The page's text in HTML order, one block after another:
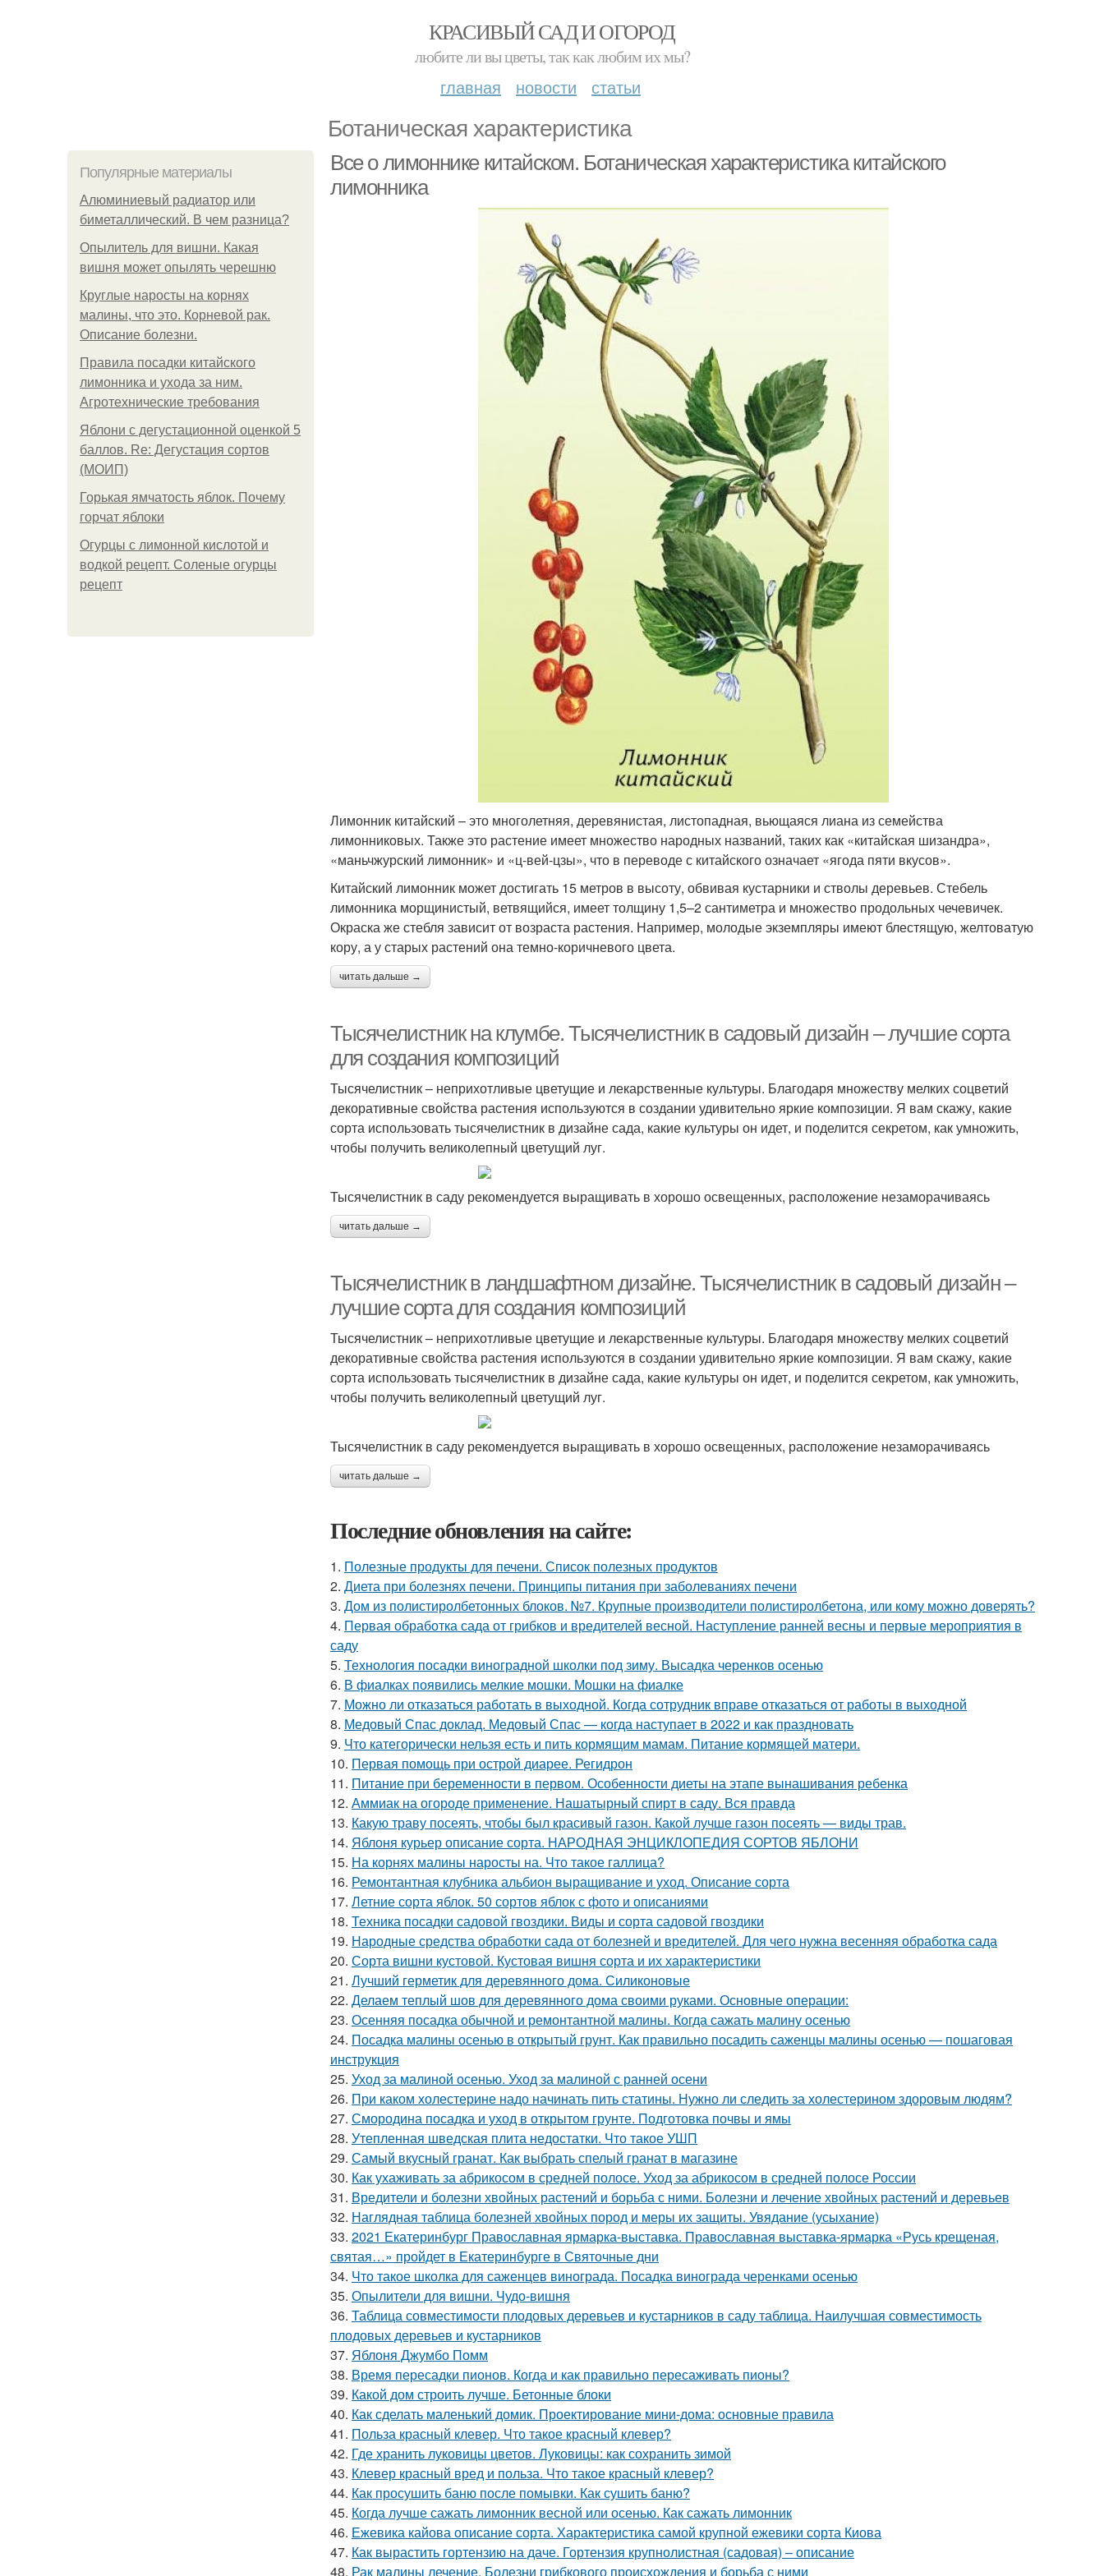
КРАСИВЫЙ САД И ОГОРОД
любите ли вы цветы, так как любим их мы?
главная новости статьи
Ботаническая характеристика
Популярные материалы
Алюминиевый радиатор или
биметаллический. В чем разница?
Опылитель для вишни. Какая
вишня может опылять черешню
Круглые наросты на корнях
малины, что это. Корневой рак.
Описание болезни.
Правила посадки китайского
лимонника и ухода за ним.
Агротехнические требования
Яблони с дегустационной оценкой 5
баллов. Re: Дегустация сортов
(МОИП)
Горькая ямчатость яблок. Почему
горчат яблоки
Огурцы с лимонной кислотой и
водкой рецепт. Соленые огурцы
рецепт
Все о лимоннике китайском. Ботаническая характеристика китайского
лимонника
Лимонник китайский – это многолетняя, деревянистая, листопадная, вьющаяся лиана из семейства
лимонниковых. Также это растение имеет множество народных названий, таких как «китайская шизандра»,
«маньчжурский лимонник» и «ц-вей-цзы», что в переводе с китайского означает «ягода пяти вкусов».
Китайский лимонник может достигать 15 метров в высоту, обвивая кустарники и стволы деревьев. Стебель
лимонника морщинистый, ветвящийся, имеет толщину 1,5–2 сантиметра и множество продольных чечевичек.
Окраска же стебля зависит от возраста растения. Например, молодые экземпляры имеют блестящую, желтоватую
кору, а у старых растений она темно-коричневого цвета.
читать дальше →
Тысячелистник на клумбе. Тысячелистник в садовый дизайн – лучшие сорта
для создания композиций
Тысячелистник – неприхотливые цветущие и лекарственные культуры. Благодаря множеству мелких соцветий
декоративные свойства растения используются в создании удивительно яркие композиции. Я вам скажу, какие
сорта использовать тысячелистник в дизайне сада, какие культуры он идет, и поделится секретом, как умножить,
чтобы получить великолепный цветущий луг.
Тысячелистник в саду рекомендуется выращивать в хорошо освещенных, расположение незаморачиваясь
читать дальше →
Тысячелистник в ландшафтном дизайне. Тысячелистник в садовый дизайн –
лучшие сорта для создания композиций
Тысячелистник – неприхотливые цветущие и лекарственные культуры. Благодаря множеству мелких соцветий
декоративные свойства растения используются в создании удивительно яркие композиции. Я вам скажу, какие
сорта использовать тысячелистник в дизайне сада, какие культуры он идет, и поделится секретом, как умножить,
чтобы получить великолепный цветущий луг.
Тысячелистник в саду рекомендуется выращивать в хорошо освещенных, расположение незаморачиваясь
читать дальше →
Последние обновления на сайте:
1. Полезные продукты для печени. Список полезных продуктов
2. Диета при болезнях печени. Принципы питания при заболеваниях печени
3. Дом из полистиролбетонных блоков. №7. Крупные производители полистиролбетона, или кому можно доверять?
4. Первая обработка сада от грибков и вредителей весной. Наступление ранней весны и первые мероприятия в
саду
5. Технология посадки виноградной школки под зиму. Высадка черенков осенью
6. В фиалках появились мелкие мошки. Мошки на фиалке
7. Можно ли отказаться работать в выходной. Когда сотрудник вправе отказаться от работы в выходной
8. Медовый Спас доклад. Медовый Спас — когда наступает в 2022 и как праздновать
9. Что категорически нельзя есть и пить кормящим мамам. Питание кормящей матери.
10. Первая помощь при острой диарее. Регидрон
11. Питание при беременности в первом. Особенности диеты на этапе вынашивания ребенка
12. Аммиак на огороде применение. Нашатырный спирт в саду. Вся правда
13. Какую траву посеять, чтобы был красивый газон. Какой лучше газон посеять — виды трав.
14. Яблоня курьер описание сорта. НАРОДНАЯ ЭНЦИКЛОПЕДИЯ СОРТОВ ЯБЛОНИ
15. На корнях малины наросты на. Что такое галлица?
16. Ремонтантная клубника альбион выращивание и уход. Описание сорта
17. Летние сорта яблок. 50 сортов яблок с фото и описаниями
18. Техника посадки садовой гвоздики. Виды и сорта садовой гвоздики
19. Народные средства обработки сада от болезней и вредителей. Для чего нужна весенняя обработка сада
20. Сорта вишни кустовой. Кустовая вишня сорта и их характеристики
21. Лучший герметик для деревянного дома. Силиконовые
22. Делаем теплый шов для деревянного дома своими руками. Основные операции:
23. Осенняя посадка обычной и ремонтантной малины. Когда сажать малину осенью
24. Посадка малины осенью в открытый грунт. Как правильно посадить саженцы малины осенью — пошаговая
инструкция
25. Уход за малиной осенью. Уход за малиной с ранней осени
26. При каком холестерине надо начинать пить статины. Нужно ли следить за холестерином здоровым людям?
27. Смородина посадка и уход в открытом грунте. Подготовка почвы и ямы
28. Утепленная шведская плита недостатки. Что такое УШП
29. Самый вкусный гранат. Как выбрать спелый гранат в магазине
30. Как ухаживать за абрикосом в средней полосе. Уход за абрикосом в средней полосе России
31. Вредители и болезни хвойных растений и борьба с ними. Болезни и лечение хвойных растений и деревьев
32. Наглядная таблица болезней хвойных пород и меры их защиты. Увядание (усыхание)
33. 2021 Екатеринбург Православная ярмарка-выставка. Православная выставка-ярмарка «Русь крещеная,
святая…» пройдет в Екатеринбурге в Святочные дни
34. Что такое школка для саженцев винограда. Посадка винограда черенками осенью
35. Опылители для вишни. Чудо-вишня
36. Таблица совместимости плодовых деревьев и кустарников в саду таблица. Наилучшая совместимость
плодовых деревьев и кустарников
37. Яблоня Джумбо Помм
38. Время пересадки пионов. Когда и как правильно пересаживать пионы?
39. Какой дом строить лучше. Бетонные блоки
40. Как сделать маленький домик. Проектирование мини-дома: основные правила
41. Польза красный клевер. Что такое красный клевер?
42. Где хранить луковицы цветов. Луковицы: как сохранить зимой
43. Клевер красный вред и польза. Что такое красный клевер?
44. Как просушить баню после помывки. Как сушить баню?
45. Когда лучше сажать лимонник весной или осенью. Как сажать лимонник
46. Ежевика кайова описание сорта. Характеристика самой крупной ежевики сорта Киова
47. Как вырастить гортензию на даче. Гортензия крупнолистная (садовая) – описание
48. Рак малины лечение. Болезни грибкового происхождения и борьба с ними